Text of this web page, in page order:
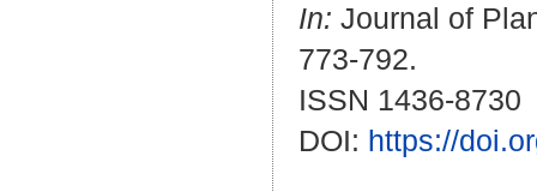
In: Journal of
773-792.
ISSN 1436-8730
DOI: https://